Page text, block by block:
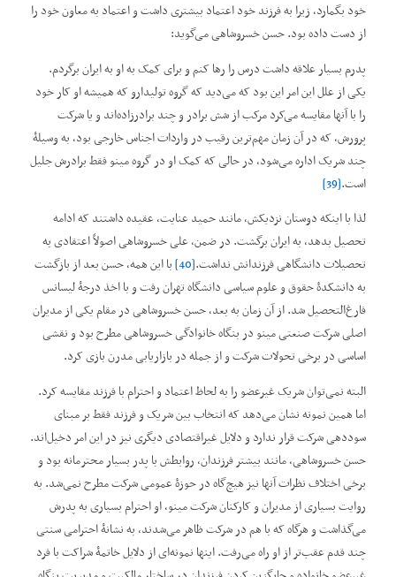
خود بگمارد، زیرا به فرزند خود اعتماد بیشتری داشت و اعتماد به معاون خود را
از دست داده بود. حسن خسروشاهی می‌گوید:
پدرم بسیار علاقه داشت درس را رها کنم و برای کمک به او به ایران برگردم.
یکی از علل این امر این بود که می‌دید که گروه تولیدارو که همیشه او کار خود
را با آنها مقایسه می‌کرد مرکب از شش برادر و چند برادرزاده‌اند و یا شرکت
پرورش، که در آن زمان مهم‌ترین رقیب در واردات اجناس خارجی بود، به وسیلۀ
چند شریک اداره می‌شود، در حالی ‌که کمک او در گروه مینو فقط برادرش جلیل
است.[39]
لذا با اینکه دوستان نزدیکش، مانند حمید عنایت، عقیده داشتند که ادامه
تحصیل بدهد، به ایران برگشت. در ضمن، علی خسروشاهی اصولاً اعتقادی به
تحصیلات دانشگاهی فرزندانش نداشت.[40]
با این همه، حسن بعد از بازگشت
به دانشکدۀ حقوق و علوم سیاسی دانشگاه تهران رفت و با اخذ درجۀ لیسانس
فارغ‌التحصیل شد. از آن زمان به بعد، حسن خسروشاهی در مقام یکی از مدیران
اصلی شرکت صنعتی مینو در بنگاه خانوادگی خسروشاهی مطرح بود و نقشی
اساسی در برخی تحولات شرکت و از جمله در بازاریابی مدرن بازی کرد.
البته نمی‌توان شریک غیرعضو را به لحاظ اعتماد و احترام با فرزند مقایسه کرد.
اما همین نمونه نشان می‌دهد که انتخاب بین شریک و فرزند فقط بر مبنای
سوددهی شرکت قرار ندارد و دلایل غیراقتصادی دیگری نیز در این امر دخیل‌اند.
حسن خسروشاهی، مانند بیشتر فرزندان، روابطش با پدر بسیار محترمانه بود و
برخی اختلاف نظرات آنها نیز هیچ‌گاه در حوزۀ عمومی شرکت مطرح نمی‌شد. به
روایت بسیاری از مدیران و کارکنان شرکت مینو، او احترام بسیاری به پدرش
می‌گذاشت و هرگاه که با هم در شرکت ظاهر می‌شدند، به نشانۀ احترامی سنتی
چند قدم عقب‌تر از او راه می‌رفت. اینها نمونه‌ای از دلایل خاتمۀ شراکت با فرد